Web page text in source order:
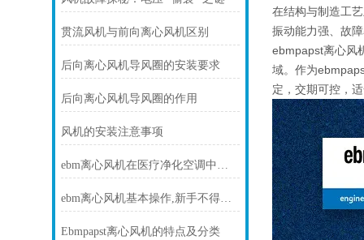
贯流风机与前向离心风机区别
后向离心风机导风圈的安装要求
后向离心风机导风圈的作用
风机的安装注意事项
ebm离心风机在医疗净化空调中的静音与洁净优势
ebm离心风机基本操作,新手不得不看
Ebmpapst离心风机的特点及分类
在结构与制造工
振动能力强、故
ebmpapst离心风
域。作为
定，交期可控，